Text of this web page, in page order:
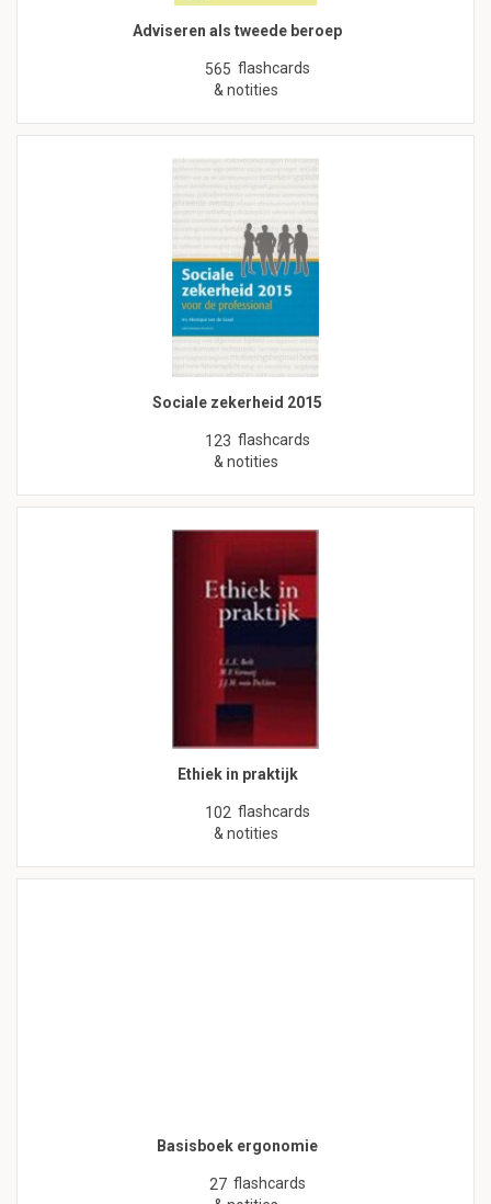
Adviseren als tweede beroep
565 flashcards
& notities
Sociale zekerheid 2015
123 flashcards
& notities
Ethiek in praktijk
102 flashcards
& notities
Basisboek ergonomie
27 flashcards